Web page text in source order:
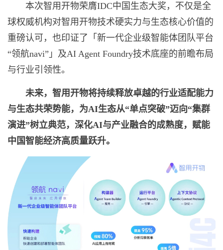
本次智用开物荣膺IDC中国生态大奖，不仅是全
球权威机构对智用开物技术硬实力与生态核心价值的
重磅认可，也印证了「新一代企业级智能体团队平台
“领航navi”」及AI Agent Foundry技术底座的前瞻布局
与行业引领性。
未来，智用开物将持续释放卓越的行业适配能力
与生态共荣势能，为AI生态从“单点突破”迈向“集群
演进”树立典范，深化AI与产业融合的成熟度，赋能
中国智能经济高质量跃升。